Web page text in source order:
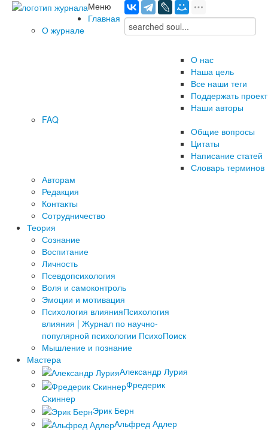
Меню
Главная
О журнале
О нас
Наша цель
Все наши теги
Поддержать проект
Наши авторы
FAQ
Общие вопросы
Цитаты
Написание статей
Словарь терминов
Авторам
Редакция
­Контакты
Сотрудничество
Теория
Сознание
Воспитание
Личность
Псевдопсихология
Воля и самоконтроль
Эмоции и мотивация
Психология влиянияПсихология
влияния | Журнал по научно-
популярной психологии ПсихоПоиск
Мышление и познание
Мастера
Александр Лурия
Фредерик
Скиннер
Эрик Берн
Альфред Адлер